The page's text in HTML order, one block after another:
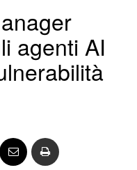
agenti AI